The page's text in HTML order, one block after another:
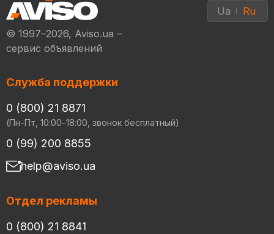
© 1997–2026, Aviso.ua –
сервис объявлений
Ua Ru
Служба поддержки
0 (800) 21 8871
(Пн-Пт, 10:00-18:00, звонок бесплатный)
0 (99) 200 8855
help@aviso.ua
Отдел рекламы
0 (800) 21 8841